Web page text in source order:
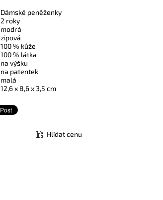
Dámské peněženky
2 roky
modrá
zipová
100 % kůže
100 % látka
na výšku
na patentek
malá
12,6 x 8,6 x 3,5 cm
Hlídat cenu